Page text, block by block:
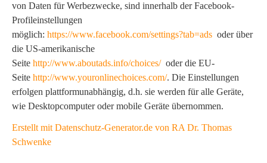
von Daten für Werbezwecke, sind innerhalb der Facebook-
Profileinstellungen
möglich: https://www.facebook.com/settings?tab=ads oder über
die US-amerikanische
Seite http://www.aboutads.info/choices/oder die EU-
Seite http://www.youronlinechoices.com/. Die Einstellungen
erfolgen plattformunabhängig, d.h. sie werden für alle Geräte,
wie Desktopcomputer oder mobile Geräte übernommen.
Erstellt mit Datenschutz-Generator.de von RA Dr. Thomas
Schwenke